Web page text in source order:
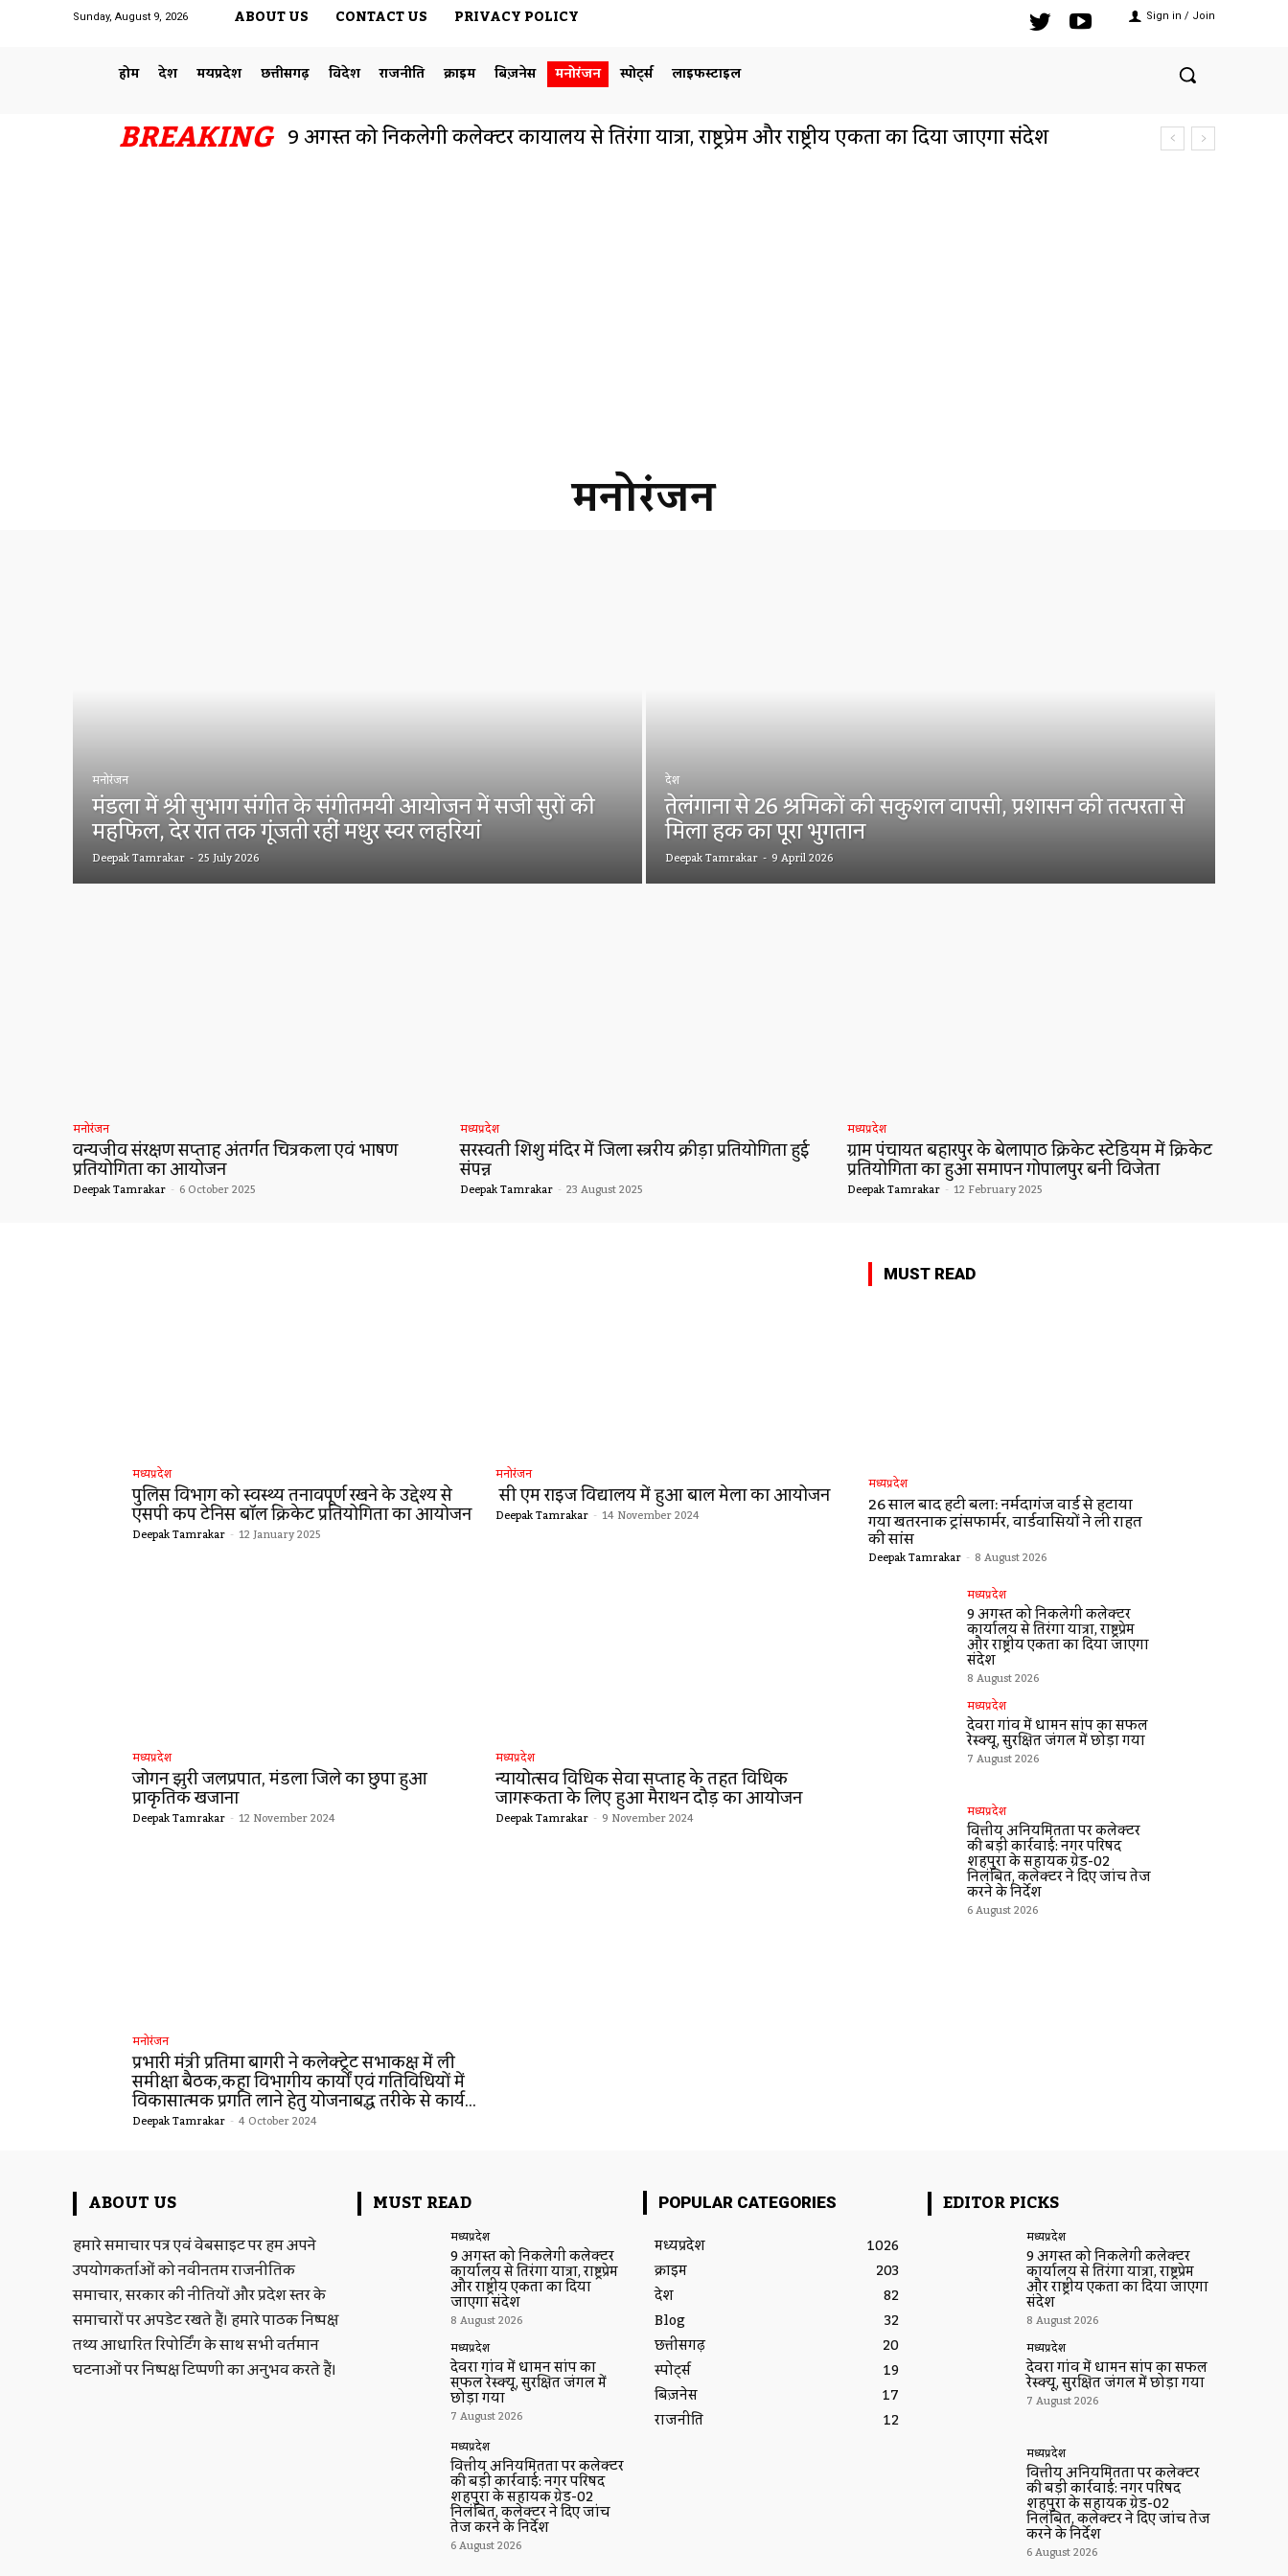
Sunday, August 9, 2026 ABOUT US CONTACT US PRIVACY POLICY Sign in / Join
होम देश मध्यप्रदेश छत्तीसगढ़ विदेश राजनीति क्राइम बिज़नेस मनोरंजन स्पोर्ट्स लाइफस्टाइल
BREAKING 9 अगस्त को निकलेगी कलेक्टर कार्यालय से तिरंगा यात्रा, राष्ट्रप्रेम और राष्ट्रीय एकता का दिया जाएगा संदेश
मनोरंजन
मनोरंजन
मंडला में श्री सुभाग संगीत के संगीतमयी आयोजन में सजी सुरों की
महफिल, देर रात तक गूंजती रहीं मधुर स्वर लहरियां
Deepak Tamrakar - 25 July 2026
देश
तेलंगाना से 26 श्रमिकों की सकुशल वापसी, प्रशासन की तत्परता से
मिला हक का पूरा भुगतान
Deepak Tamrakar - 9 April 2026
मनोरंजन
वन्यजीव संरक्षण सप्ताह अंतर्गत चित्रकला एवं भाषण
प्रतियोगिता का आयोजन
Deepak Tamrakar - 6 October 2025
मध्यप्रदेश
सरस्वती शिशु मंदिर में जिला स्त्ररीय क्रीड़ा प्रतियोगिता हुई
संपन्न
Deepak Tamrakar - 23 August 2025
मध्यप्रदेश
ग्राम पंचायत बहारपुर के बेलापाठ क्रिकेट स्टेडियम में क्रिकेट
प्रतियोगिता का हुआ समापन गोपालपुर बनी विजेता
Deepak Tamrakar - 12 February 2025
मध्यप्रदेश
पुलिस विभाग को स्वस्थ्य तनावपूर्ण रखने के उद्देश्य से
एसपी कप टेनिस बॉल क्रिकेट प्रतियोगिता का आयोजन
Deepak Tamrakar - 12 January 2025
मनोरंजन
सी एम राइज विद्यालय में हुआ बाल मेला का आयोजन
Deepak Tamrakar - 14 November 2024
मध्यप्रदेश
जोगन झुरी जलप्रपात, मंडला जिले का छुपा हुआ
प्राकृतिक खजाना
Deepak Tamrakar - 12 November 2024
मध्यप्रदेश
न्यायोत्सव विधिक सेवा सप्ताह के तहत विधिक
जागरूकता के लिए हुआ मैराथन दौड़ का आयोजन
Deepak Tamrakar - 9 November 2024
मनोरंजन
प्रभारी मंत्री प्रतिमा बागरी ने कलेक्ट्रेट सभाकक्ष में ली
समीक्षा बैठक,कहा विभागीय कार्यों एवं गतिविधियों में
विकासात्मक प्रगति लाने हेतु योजनाबद्ध तरीके से कार्य...
Deepak Tamrakar - 4 October 2024
MUST READ
मध्यप्रदेश
26 साल बाद हटी बला: नर्मदागंज वार्ड से हटाया
गया खतरनाक ट्रांसफार्मर, वार्डवासियों ने ली राहत
की सांस
Deepak Tamrakar - 8 August 2026
मध्यप्रदेश
9 अगस्त को निकलेगी कलेक्टर
कार्यालय से तिरंगा यात्रा, राष्ट्रप्रेम
और राष्ट्रीय एकता का दिया जाएगा
संदेश
8 August 2026
मध्यप्रदेश
देवरा गांव में धामन सांप का सफल
रेस्क्यू, सुरक्षित जंगल में छोड़ा गया
7 August 2026
मध्यप्रदेश
वित्तीय अनियमितता पर कलेक्टर
की बड़ी कार्रवाई: नगर परिषद
शहपुरा के सहायक ग्रेड-02
निलंबित, कलेक्टर ने दिए जांच तेज
करने के निर्देश
6 August 2026
ABOUT US
हमारे समाचार पत्र एवं वेबसाइट पर हम अपने
उपयोगकर्ताओं को नवीनतम राजनीतिक
समाचार, सरकार की नीतियों और प्रदेश स्तर के
समाचारों पर अपडेट रखते हैं। हमारे पाठक निष्पक्ष
तथ्य आधारित रिपोर्टिंग के साथ सभी वर्तमान
घटनाओं पर निष्पक्ष टिप्पणी का अनुभव करते हैं।
MUST READ
मध्यप्रदेश
9 अगस्त को निकलेगी कलेक्टर
कार्यालय से तिरंगा यात्रा, राष्ट्रप्रेम
और राष्ट्रीय एकता का दिया
जाएगा संदेश
8 August 2026
मध्यप्रदेश
देवरा गांव में धामन सांप का
सफल रेस्क्यू, सुरक्षित जंगल में
छोड़ा गया
7 August 2026
मध्यप्रदेश
वित्तीय अनियमितता पर कलेक्टर
की बड़ी कार्रवाई: नगर परिषद
शहपुरा के सहायक ग्रेड-02
निलंबित, कलेक्टर ने दिए जांच
तेज करने के निर्देश
6 August 2026
POPULAR CATEGORIES
मध्यप्रदेश
1026
क्राइम
203
देश
82
Blog
32
छत्तीसगढ़
20
स्पोर्ट्स
19
बिज़नेस
17
राजनीति
12
EDITOR PICKS
मध्यप्रदेश
9 अगस्त को निकलेगी कलेक्टर
कार्यालय से तिरंगा यात्रा, राष्ट्रप्रेम
और राष्ट्रीय एकता का दिया जाएगा
संदेश
8 August 2026
मध्यप्रदेश
देवरा गांव में धामन सांप का सफल
रेस्क्यू, सुरक्षित जंगल में छोड़ा गया
7 August 2026
मध्यप्रदेश
वित्तीय अनियमितता पर कलेक्टर
की बड़ी कार्रवाई: नगर परिषद
शहपुरा के सहायक ग्रेड-02
निलंबित, कलेक्टर ने दिए जांच तेज
करने के निर्देश
6 August 2026